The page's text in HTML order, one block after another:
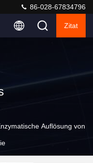
86-028-67834796
Zitat
Auflösung von